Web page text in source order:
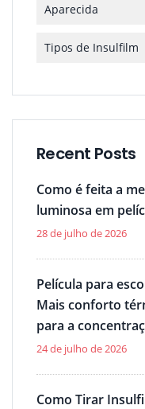
Aparecida
Tipos de Insulfilm
Recent Posts
Como é feita a
luminosa em
28 de julho de 2026
Película para
Mais conforto
para a
24 de julho de 2026
Como Tirar